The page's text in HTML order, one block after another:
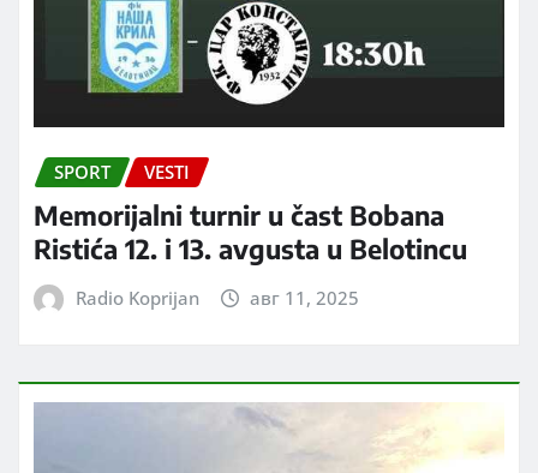
SPORT VESTI
Memorijalni turnir u čast Bobana
Ristića 12. i 13. avgusta u Belotincu
Radio Koprijan авг 11, 2025